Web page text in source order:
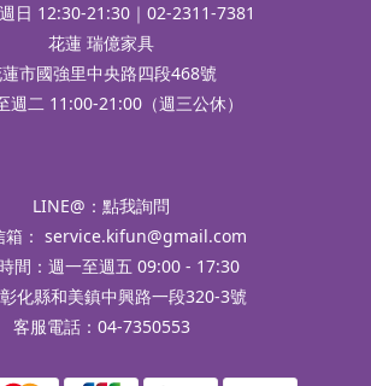
日 12:30-21:30｜02-2311-7381
花蓮 瑞億家具
市國強里中央路四段468號
週二 11:00-21:00（週三公休）
LINE@： 點我詢問
： service.kifun@gmail.com
間：週一至週五 09:00 - 17:30
化縣和美鎮中興路一段320-3號
客服電話：04-7350553